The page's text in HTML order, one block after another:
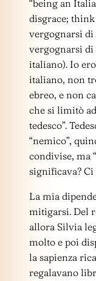
“being an
disgrace; think
vergognarsi di
vergognarsi di
italiano). Io
italiano, non
ebreo, e non
che si limitò
tedesco”.
“nemico”,
condivise, ma
significava?
La mia
mitigarsi. Del
allora Silvia
molto e poi
la sapienza
regalavano